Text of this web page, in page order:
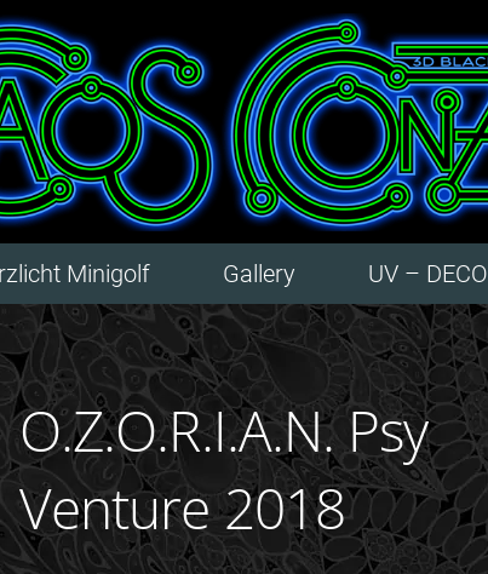
Minigolf Gallery UV – DECO
O.Z.O.R.I.A.N. Psy
Venture 2018